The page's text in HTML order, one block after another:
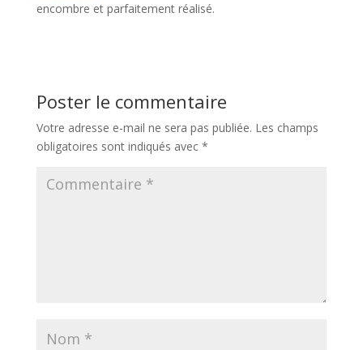
encombre et parfaitement réalisé.
Poster le commentaire
Votre adresse e-mail ne sera pas publiée. Les champs
obligatoires sont indiqués avec *